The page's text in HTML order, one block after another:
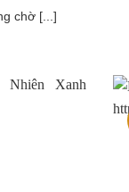
chờ [...]